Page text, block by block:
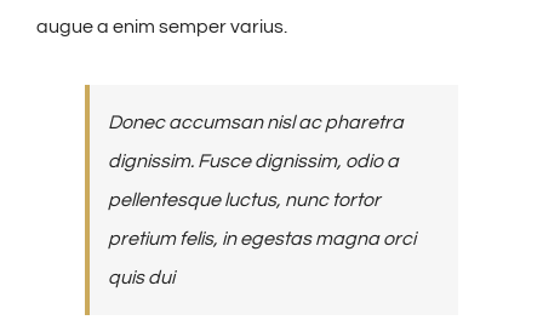
augue a enim semper varius.
Donec accumsan nisl ac pharetra
dignissim. Fusce dignissim, odio a
pellentesque luctus, nunc tortor
pretium felis, in egestas magna orci
quis dui